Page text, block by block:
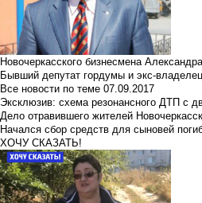
Новочеркасского бизнесмена
Бывший депутат гордумы и экс-
Все новости по теме 07.09.2017
Эксклюзив: схема резонансного ДТП с
Дело отравившего жителей
Начался сбор средств для сыновей
ХОЧУ СКАЗАТЬ!